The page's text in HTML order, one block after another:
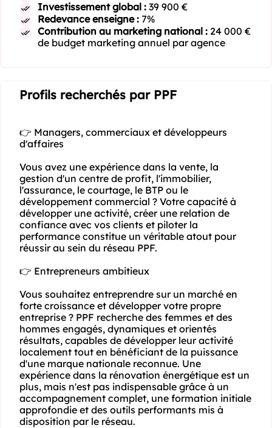
Investissement global : 39 900 €
Redevance enseigne : 7%
Contribution au marketing national : 24 000 €
de budget marketing annuel par agence
Profils recherchés par PPF
👉 Managers, commerciaux et développeurs
d'affaires
Vous avez une expérience dans la vente, la
gestion d'un centre de profit, l'immobilier,
l'assurance, le courtage, le BTP ou le
développement commercial ? Votre capacité à
développer une activité, créer une relation de
confiance avec vos clients et piloter la
performance constitue un véritable atout pour
réussir au sein du réseau PPF.
👉 Entrepreneurs ambitieux
Vous souhaitez entreprendre sur un marché en
forte croissance et développer votre propre
entreprise ? PPF recherche des femmes et des
hommes engagés, dynamiques et orientés
résultats, capables de développer leur activité
localement tout en bénéficiant de la puissance
d'une marque nationale reconnue. Une
expérience dans la rénovation énergétique est un
plus, mais n'est pas indispensable grâce à un
accompagnement complet, une formation initiale
approfondie et des outils performants mis à
disposition par le réseau.